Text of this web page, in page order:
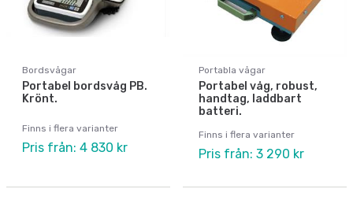
Bordsvågar
Portabel bordsvåg PB.
Krönt.
Finns i flera varianter
Pris från: 4 830 kr
Portabla vågar
Portabel våg, robust,
handtag, laddbart
batteri.
Finns i flera varianter
Pris från: 3 290 kr